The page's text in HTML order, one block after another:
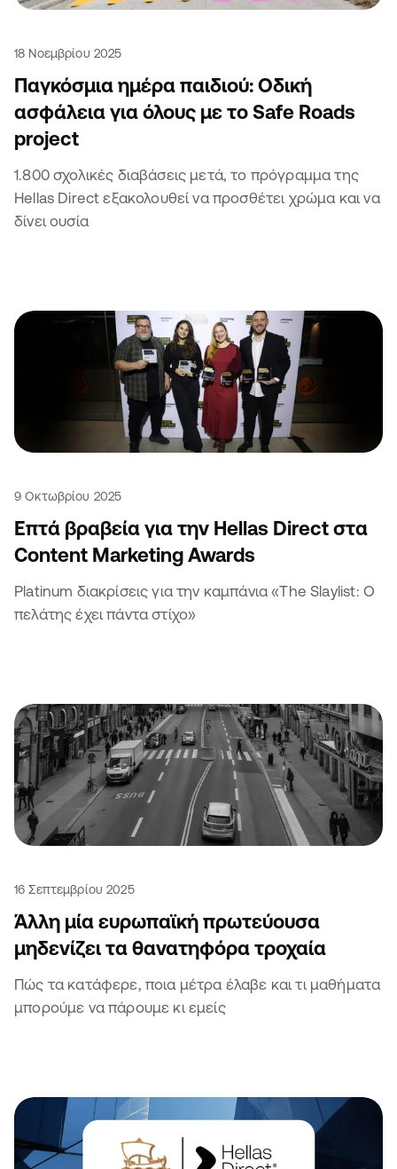
18 Νοεμβρίου 2025
Παγκόσμια ημέρα παιδιού: Οδική
ασφάλεια για όλους με το Safe Roads
project
1.800 σχολικές διαβάσεις μετά, το πρόγραμμα της
Hellas Direct εξακολουθεί να προσθέτει χρώμα και να
δίνει ουσία
9 Οκτωβρίου 2025
Επτά βραβεία για την Hellas Direct στα
Content Marketing Awards
Platinum διακρίσεις για την καμπάνια «The Slaylist: Ο
πελάτης έχει πάντα στίχο»
16 Σεπτεμβρίου 2025
Άλλη μία ευρωπαϊκή πρωτεύουσα
μηδενίζει τα θανατηφόρα τροχαία
Πώς τα κατάφερε, ποια μέτρα έλαβε και τι μαθήματα
μπορούμε να πάρουμε κι εμείς